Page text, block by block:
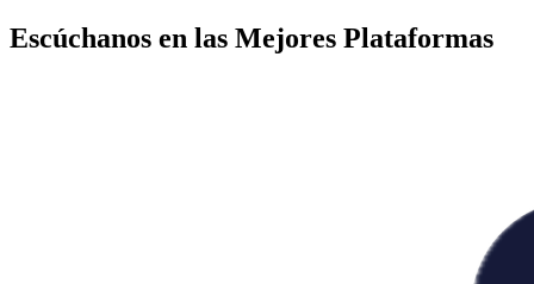
Escúchanos en las Mejores Plataformas